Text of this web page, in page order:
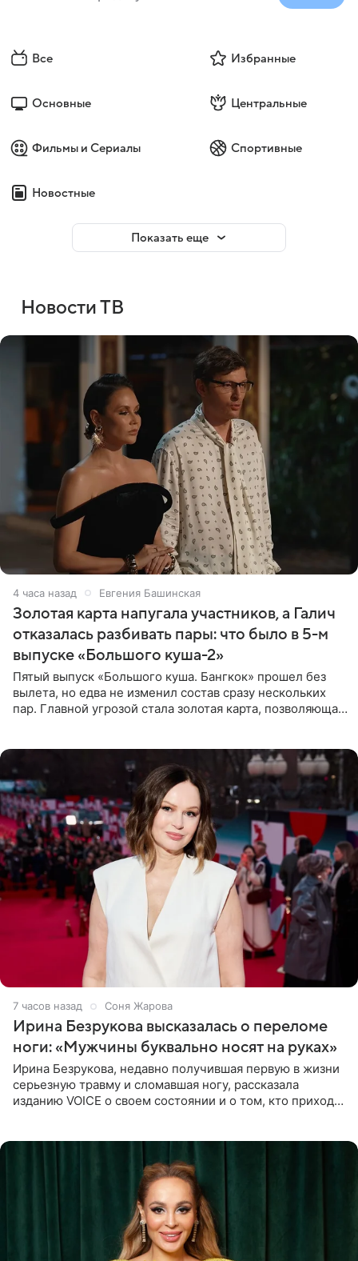
Все Избранные
Основные Центральные
Фильмы и Сериалы Спортивные
Новостные
Показать еще
Новости ТВ
4 часа назад Евгения Башинская
Золотая карта напугала участников, а Галич
отказалась разбивать пары: что было в 5-м
выпуске «Большого куша-2»
Пятый выпуск «Большого куша. Бангкок» прошел без
вылета, но едва не изменил состав сразу нескольких
пар. Главной угрозой стала золотая карта, позволяющая
7 часов назад Соня Жарова
Ирина Безрукова высказалась о переломе
ноги: «Мужчины буквально носят на руках»
Ирина Безрукова, недавно получившая первую в жизни
серьезную травму и сломавшая ногу, рассказала
изданию VOICE о своем состоянии и о том, кто приходит